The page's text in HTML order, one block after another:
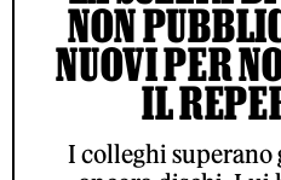
NON
NUOVI PER
IL
I colleghi superano